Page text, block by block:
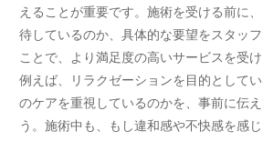
えることが重要です。施術を受ける前に
待しているのか、具体的な要望をスタッ
ことで、より満足度の高いサービスを受け
例えば、リラクゼーションを目的として
のケアを重視しているのかを、事前に伝
う。施術中も、もし違和感や不快感を感